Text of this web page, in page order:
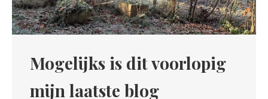
Mogelijks is dit voorlopig
mijn laatste blog